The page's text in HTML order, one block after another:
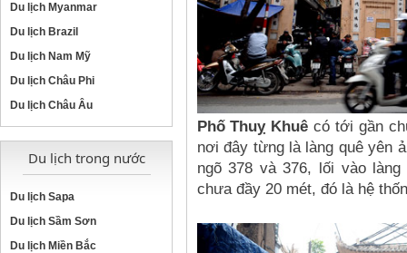
Du lịch Myanmar
Du lịch Brazil
Du lịch Nam Mỹ
Du lịch Châu Phi
Du lịch Châu Âu
Du lịch trong nước
Du lịch Sapa
Du lịch Sầm Sơn
Du lịch Miền Bắc
Phố Thuỵ Khuê có tới gần
nơi đây từng là làng quê yên
ngõ 378 và 376, lối vào
chưa đầy 20 mét, đó là hệ